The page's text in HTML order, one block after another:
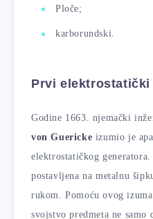
Ploče;
karborundski.
Prvi
Godine 1663. njemački
von Guericke izumio je
elektrostatičkog
postavljena na metalnu
rukom. Pomoću ovog
svojstvo predmeta ne